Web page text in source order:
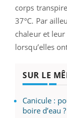
corps
37°C. Par
chaleur et
lorsqu’elles
SUR LE
Canicule :
boire d’eau ?